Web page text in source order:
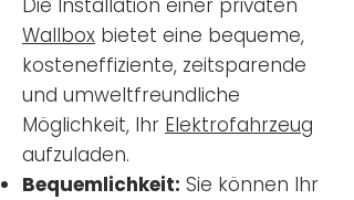
Die Installation einer privaten
Wallbox bietet eine bequeme,
kosteneffiziente, zeitsparende
und umweltfreundliche
Möglichkeit, Ihr Elektrofahrzeug
aufzuladen.
Bequemlichkeit: Sie können Ihr